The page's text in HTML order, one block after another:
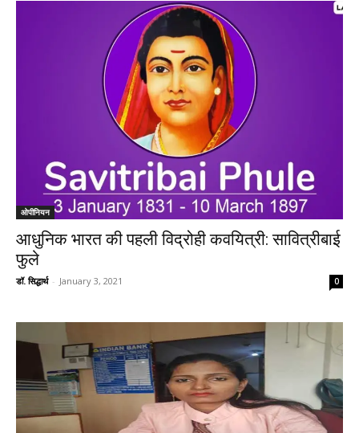
ओपीनियन
आधुनिक भारत की पहली विद्रोही कवयित्री: सावित्रीबाई
फुले
डॉ. सिद्धार्थ - January 3, 2021 0